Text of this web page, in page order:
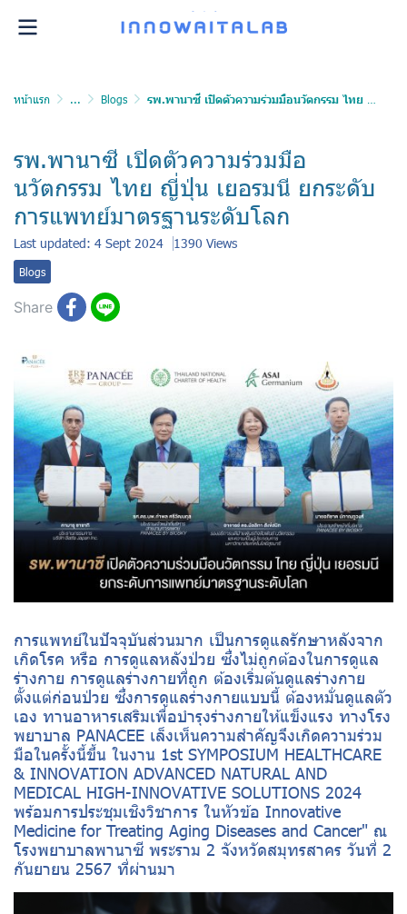
หน้าแรก ... Blogs รพ.พานาซี เปิดตัวความร่วมมือนวัตกรรม ไทย ญี่ปุ่น เยอรมนี ยกระดับการแพทย์มาตรฐานระดับโลก
รพ.พานาซี เปิดตัวความร่วมมือ
นวัตกรรม ไทย ญี่ปุ่น เยอรมนี ยกระดับ
การแพทย์มาตรฐานระดับโลก
Last updated: 4 Sept 2024 1390 Views
Blogs
Share
การแพทย์ในปัจจุบันส่วนมาก เป็นการดูแลรักษาหลังจาก
เกิดโรค หรือ การดูแลหลังป่วย ซึ่งไม่ถูกต้องในการดูแล
ร่างกาย การดูแลร่างกายที่ถูก ต้องเริ่มต้นดูแลร่างกาย
ตั้งแต่ก่อนป่วย ซึ่งการดูแลร่างกายแบบนี้ ต้องหมั่นดูแลตัว
เอง ทานอาหารเสริมเพื่อบำรุงร่างกายให้แข็งแรง ทางโรง
พยาบาล PANACEE เล็งเห็นความสำคัญจึงเกิดความร่วม
มือในครั้งนี้ขึ้น ในงาน 1st SYMPOSIUM HEALTHCARE
& INNOVATION ADVANCED NATURAL AND
MEDICAL HIGH-INNOVATIVE SOLUTIONS 2024
พร้อมการประชุมเชิงวิชาการ ในหัวข้อ Innovative
Medicine for Treating Aging Diseases and Cancer" ณ
โรงพยาบาลพานาซี พระราม 2 จังหวัดสมุทรสาคร วันที่ 2
กันยายน 2567 ที่ผ่านมา